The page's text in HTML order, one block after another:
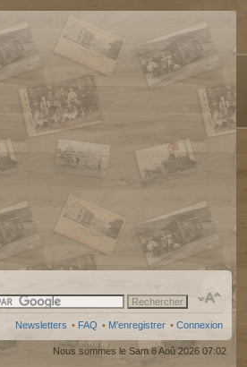
Newsletters • FAQ • M’enregistrer • Connexion
Nous sommes le Sam 8 Aoû 2026 07:02